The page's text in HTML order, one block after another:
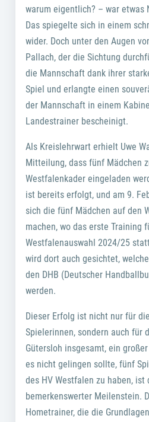
warum eigentlich? – war etwas
Das spiegelte sich in einem
wider. Doch unter den Augen
Pallach, der die Sichtung
die Mannschaft dank ihrer
Spiel und erlangte einen
der Mannschaft in einem
Landestrainer bescheinigt.
Als Kreislehrwart erhielt Uwe
Mitteilung, dass fünf Mädchen
Westfalenkader eingeladen
ist bereits erfolgt, und am 9.
sich die fünf Mädchen auf den
machen, wo das erste Training
Westfalenauswahl 2024/25
wird dort auch gesichtet,
den DHB (Deutscher
werden.
Dieser Erfolg ist nicht nur für
Spielerinnen, sondern auch für
Gütersloh insgesamt, ein
es nicht gelingen sollte, fünf
des HV Westfalen zu haben, ist
bemerkenswerter Meilenstein.
Hometrainer, die die